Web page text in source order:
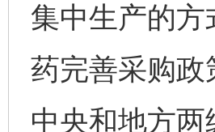
集中生产的
药完善采购
中央和地方